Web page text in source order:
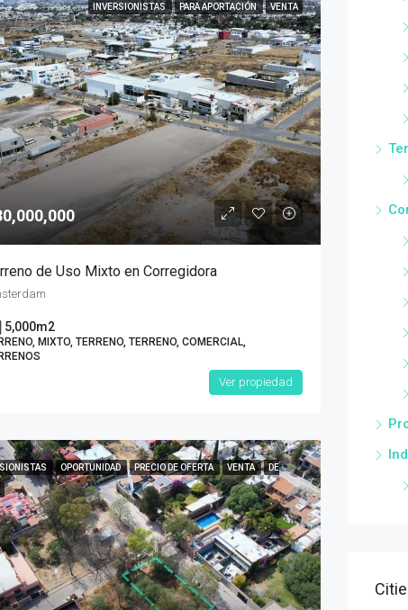
INVERSIONISTAS PARA APORTACIÓN VENTA
de Uso Mixto en Corregidora
5,000m2
MIXTO, TERRENO, TERRENO, COMERCIAL,
Ver propiedad
OPORTUNIDAD PRECIO DE OFERTA VENTA DE